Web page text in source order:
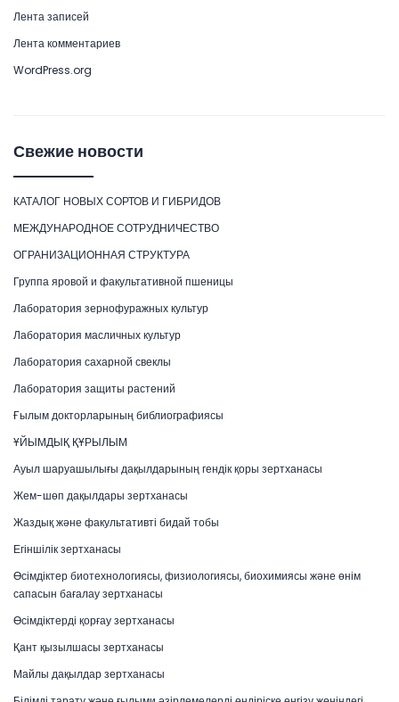
Лента записей
Лента комментариев
WordPress.org
Свежие новости
КАТАЛОГ НОВЫХ СОРТОВ И ГИБРИДОВ
МЕЖДУНАРОДНОЕ СОТРУДНИЧЕСТВО
ОГРАНИЗАЦИОННАЯ СТРУКТУРА
Группа яровой и факультативной пшеницы
Лаборатория зернофуражных культур
Лаборатория масличных культур
Лаборатория сахарной свеклы
Лаборатория защиты растений
Ғылым докторларының библиографиясы
ҰЙЫМДЫҚ ҚҰРЫЛЫМ
Ауыл шаруашылығы дақылдарының гендік қоры зертханасы
Жем-шөп дақылдары зертханасы
Жаздық және факультативті бидай тобы
Егіншілік зертханасы
Өсімдіктер биотехнологиясы, физиологиясы, биохимиясы және өнім
сапасын бағалау зертханасы
Өсімдіктерді қорғау зертханасы
Қант қызылшасы зертханасы
Майлы дақылдар зертханасы